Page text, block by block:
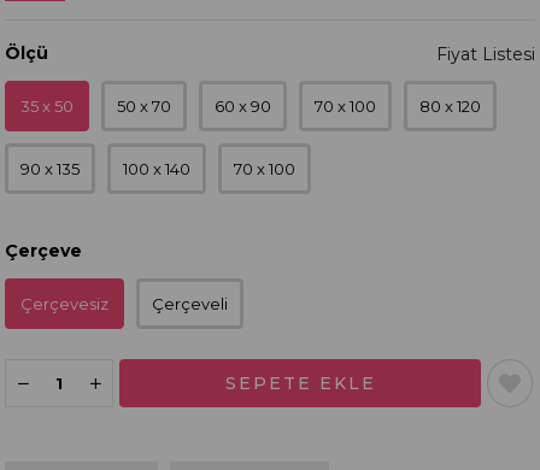
Ölçü
35 x 50 50 x 70 60 x 90 70 x 100 80 x 120
90 x 135 100 x 140 70 x 100
Çerçeve
Çerçevesiz Çerçeveli